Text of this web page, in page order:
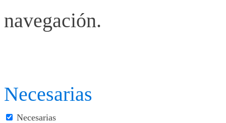
navegación.
Necesarias
Necesarias